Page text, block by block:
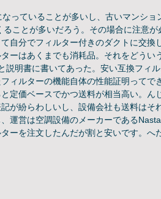
っていることが多いし、古いマンショ
ことが多いだろう。その場合に注意が
自分でフィルター付きのダクトに交換
ーはあくまでも消耗品。それをどうい
明書に書いてあった。安い互換フィ
ィルターの機能自体の性能証明ってで
定価ベースでかつ送料が相当高い。ん
が紛らわしいし、設備会社も送料はそ
運営は空調設備のメーカーである
ーを注文したんだが割と安いです。へ